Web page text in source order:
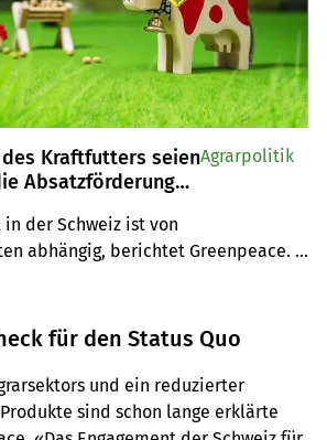
Kraftfutters seien
Absatzförderung
der Schweiz ist von
abhängig, berichtet Greenpeace.
Agrarpolitik
für den Status Quo
und ein reduzierter
sind schon lange erklärte